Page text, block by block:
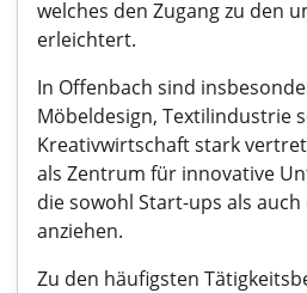
welches den Zugang zu den
erleichtert.
In Offenbach sind
Möbeldesign, Textilindustrie
Kreativwirtschaft stark
als Zentrum für innovative
die sowohl Start-ups als
anziehen.
Zu den häufigsten